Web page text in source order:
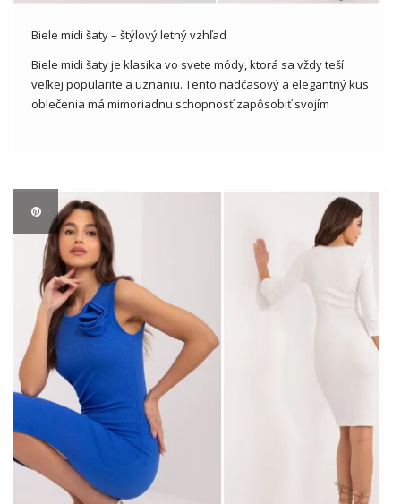
Biele midi šaty – štýlový letný vzhľad
Biele midi šaty je klasika vo svete módy, ktorá sa vždy teší
veľkej popularite a uznaniu. Tento nadčasový a elegantný kus
oblečenia má mimoriadnu schopnosť zapôsobiť svojím